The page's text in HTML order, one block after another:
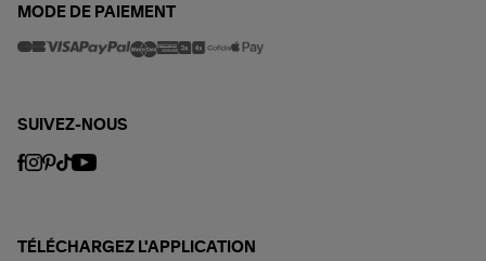
MODE DE PAIEMENT
SUIVEZ-NOUS
TÉLÉCHARGEZ L'APPLICATION